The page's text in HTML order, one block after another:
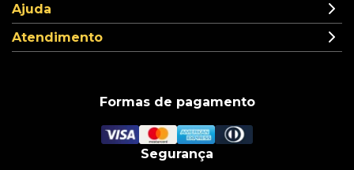
Ajuda
Atendimento
Formas de pagamento
Segurança